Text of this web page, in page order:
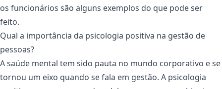
os funcionários são alguns exemplos do que pode ser
feito.
Qual a importância da psicologia positiva na gestão de
pessoas?
A saúde mental tem sido pauta no mundo corporativo e se
tornou um eixo quando se fala em gestão. A psicologia